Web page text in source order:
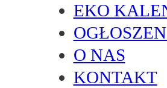
EKO
O NAS
KONTAKT